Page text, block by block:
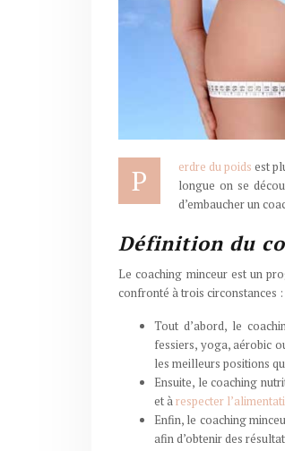
P erdre du poids est
longue on se
d’embaucher un
Définition du
Le coaching minceur est un
confronté à trois circonstances :
Tout d’abord, le
fessiers, yoga, aérobic
les meilleurs positions
Ensuite, le coaching
et àrespecter
Enfin, le coaching
afin d’obtenir des